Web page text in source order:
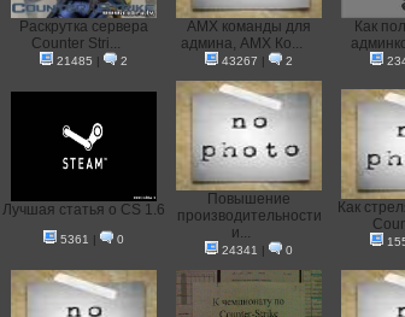
Раскрутка сервера
Counter Stri...
21485 | 2
AMX команды для
админа, AMX Ко...
43267 | 2
Как
Лучшая статья о CS 1.6
5361 | 0
Повышение
производительности
и...
24341 | 0
Как